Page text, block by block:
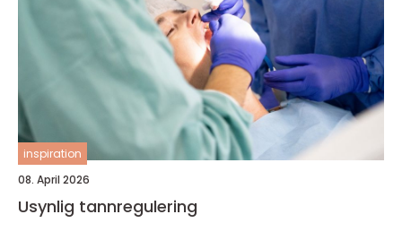
inspiration
08. April 2026
Usynlig tannregulering